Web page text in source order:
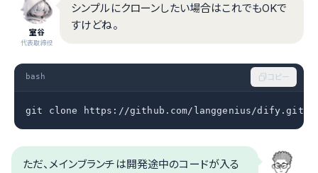
室谷
代表取締役
シンプルにクローンしたい場合はこれでもOKで
すけどね。
bash コピー
git clone https://github.com/langgenius/dify.git
ただ、メインブランチは開発途中のコードが入る